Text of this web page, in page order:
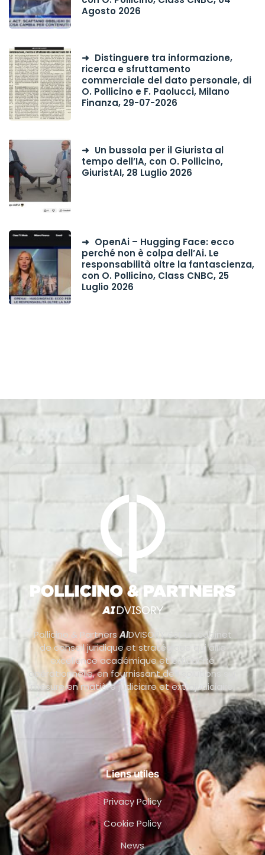
Agosto 2026
Distinguere tra informazione,
ricerca e sfruttamento
commerciale del dato personale, di
O. Pollicino e F. Paolucci, Milano
Finanza, 29-07-2026
Un bussola per il Giurista al
tempo dell’IA, con O. Pollicino,
GiuristAI, 28 Luglio 2026
OpenAi – Hugging Face: ecco
perché non è colpa dell’Ai. Le
responsabilità oltre la fantascienza,
con O. Pollicino, Class CNBC, 25
Luglio 2026
Pollicino & PartnersAIDVISORY est un cabinet
de conseil juridique et stratégique qui allie
excellence académique et efficacité
opérationnelle, en fournissant des solutions sur
mesure en matière judiciaire et extrajudiciaire.
Liens utiles
Privacy Policy
Cookie Policy
News